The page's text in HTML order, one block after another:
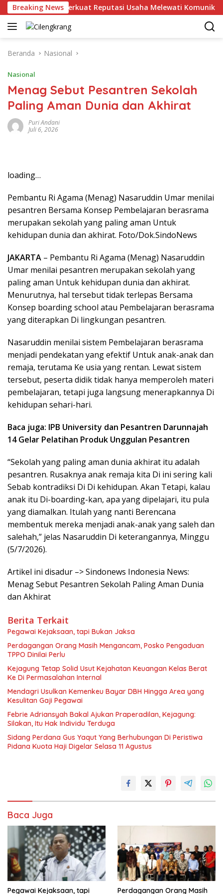
Langsung
ke
konten
Breaking News
MHU Perkuat Reputasi Usaha Melewati Komunikasi
Beranda Nasional
Nasional
Menag Sebut Pesantren Sekolah
Paling Aman Dunia dan Akhirat
Puri Andani
Juli 6, 2026
loading…
Pembantu Ri Agama (Menag) Nasaruddin Umar menilai
pesantren Bersama Konsep Pembelajaran berasrama
merupakan sekolah yang paling aman Untuk
kehidupan dunia dan akhirat. Foto/Dok.SindoNews
JAKARTA – Pembantu Ri Agama (Menag) Nasaruddin
Umar menilai pesantren merupakan sekolah yang
paling aman Untuk kehidupan dunia dan akhirat.
Menurutnya, hal tersebut tidak terlepas Bersama
Konsep boarding school atau Pembelajaran berasrama
yang diterapkan Di lingkungan pesantren.
Nasaruddin menilai sistem Pembelajaran berasrama
menjadi pendekatan yang efektif Untuk anak-anak dan
remaja, terutama Ke usia yang rentan. Lewat sistem
tersebut, peserta didik tidak hanya memperoleh materi
pembelajaran, tetapi juga langsung menerapkannya Di
kehidupan sehari-hari.
Baca juga: IPB University dan Pesantren Darunnajah
14 Gelar Pelatihan Produk Unggulan Pesantren
“Sekolah yang paling aman dunia akhirat itu adalah
pesantren. Rusaknya anak remaja kita Di ini sering kali
Sebab kontradiksi Di Di kehidupan. Akan Tetapi, kalau
anak itu Di-boarding-kan, apa yang dipelajari, itu pula
yang diamalkan. Itulah yang nanti Berencana
membentuk mereka menjadi anak-anak yang saleh dan
salehah,” jelas Nasaruddin Di keterangannya, Minggu
(5/7/2026).
Artikel ini disadur –> Sindonews Indonesia News:
Menag Sebut Pesantren Sekolah Paling Aman Dunia
dan Akhirat
Berita Terkait
Pegawai Kejaksaan, tapi Bukan Jaksa
Perdagangan Orang Masih Mengancam, Posko Pengaduan
TPPO Dinilai Perlu
Kejagung Tetap Solid Usut Kejahatan Keuangan Kelas Berat
Ke Di Permasalahan Internal
Mendagri Usulkan Kemenkeu Bayar DBH Hingga Area yang
Kesulitan Gaji Pegawai
Febrie Adriansyah Bakal Ajukan Praperadilan, Kejagung:
Silakan, Itu Hak Individu Terduga
Sidang Perdana Gus Yaqut Yang Berhubungan Di Peristiwa
Pidana Kuota Haji Digelar Selasa 11 Agustus
Baca Juga
Pegawai Kejaksaan, tapi Perdagangan Orang Masih